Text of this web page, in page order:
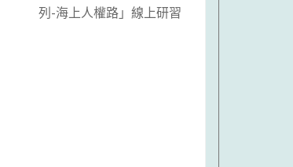
列-海上人權路」線上研習